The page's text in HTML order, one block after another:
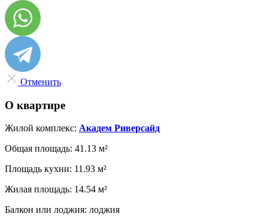
Отменить
О квартире
Жилой комплекс: Академ Риверсайд
Общая площадь: 41.13 м²
Площадь кухни: 11.93 м²
Жилая площадь: 14.54 м²
Балкон или лоджия: лоджия